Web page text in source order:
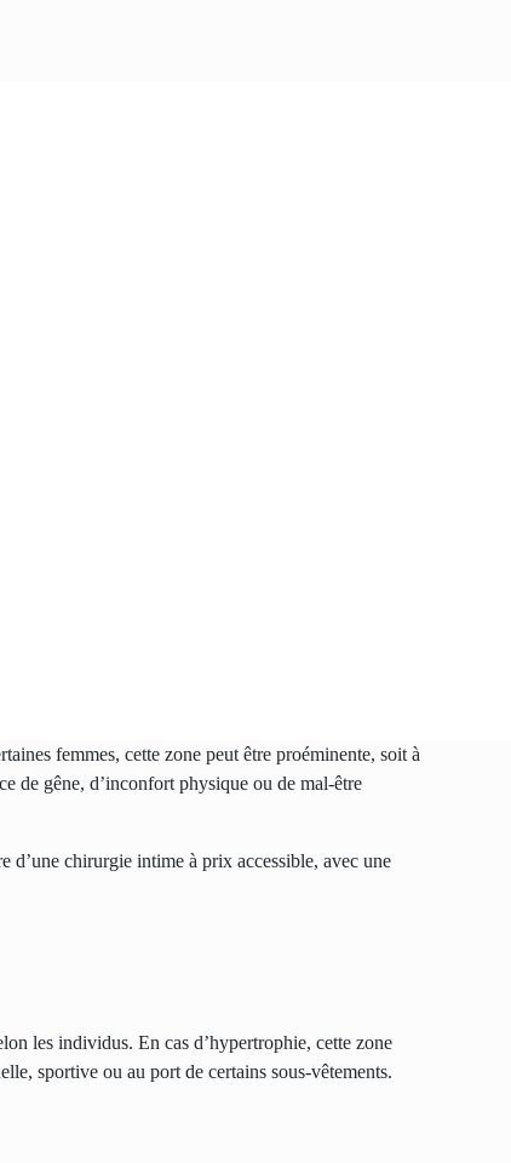
femmes, cette zone peut être proéminente, soit à
de gêne, d’inconfort physique ou de mal-être
d’une chirurgie intime à prix accessible, avec une
les individus. En cas d’hypertrophie, cette zone
sportive ou au port de certains sous-vêtements.